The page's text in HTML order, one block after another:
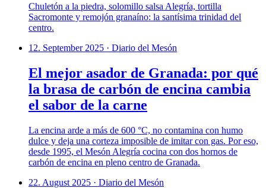
Chuletón a la piedra, solomillo salsa Alegría, tortilla
Sacromonte y remojón granaíno: la santísima trinidad del
centro.
12. September 2025 · Diario del Mesón
El mejor asador de Granada: por qué
la brasa de carbón de encina cambia
el sabor de la carne
La encina arde a más de 600 °C, no contamina con humo
dulce y deja una corteza imposible de imitar con gas. Por eso,
desde 1995, el Mesón Alegría cocina con dos hornos de
carbón de encina en pleno centro de Granada.
22. August 2025 · Diario del Mesón